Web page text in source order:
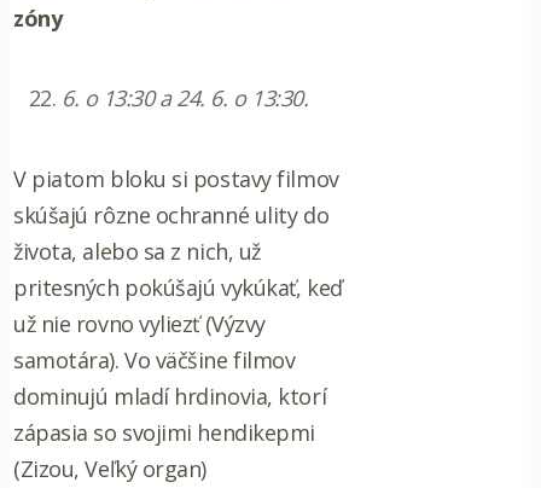
zóny
6. o 13:30 a 24. 6. o 13:30.
V piatom bloku si postavy filmov
skúšajú rôzne ochranné ulity do
života, alebo sa z nich, už
pritesných pokúšajú vykúkať, keď
už nie rovno vyliezť (Výzvy
samotára). Vo väčšine filmov
dominujú mladí hrdinovia, ktorí
zápasia so svojimi hendikepmi
(Zizou, Veľký organ)